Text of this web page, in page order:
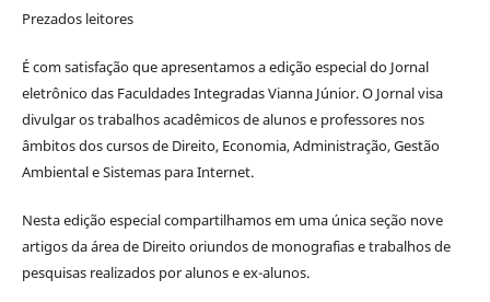
Prezados leitores
É com satisfação que apresentamos a edição especial do Jornal
eletrônico das Faculdades Integradas Vianna Júnior. O Jornal visa
divulgar os trabalhos acadêmicos de alunos e professores nos
âmbitos dos cursos de Direito, Economia, Administração, Gestão
Ambiental e Sistemas para Internet.
Nesta edição especial compartilhamos em uma única seção nove
artigos da área de Direito oriundos de monografias e trabalhos de
pesquisas realizados por alunos e ex-alunos.